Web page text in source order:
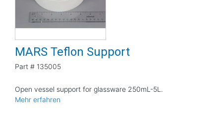
MARS Teflon Support
Part # 135005
Open vessel support for glassware 250mL-5L.
Mehr erfahren